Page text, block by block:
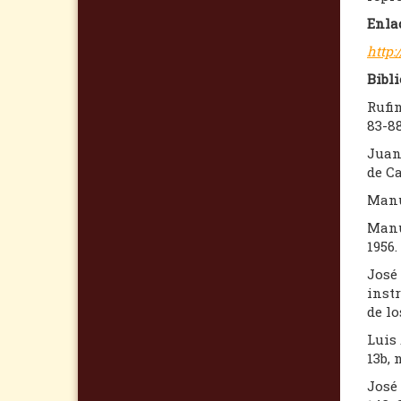
83-
de
1956.
de
Luis
13b,